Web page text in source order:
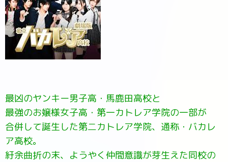
最凶のヤンキー男子高・馬鹿田高校と
最強のお嬢様女子高・第一カトレア学院の一部が
合併して誕生した第二カトレア学院、通称・バカレ
ア高校。
紆余曲折の末、ようやく仲間意識が芽生えた同校の